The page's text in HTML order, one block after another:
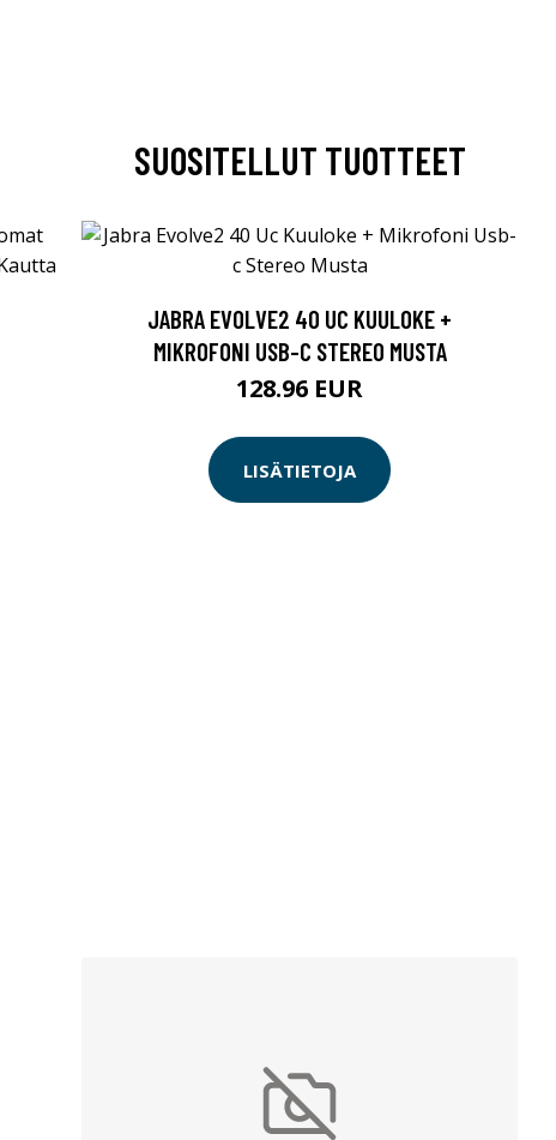
SUOSITELLUT TUOTTEET
JABRA EVOLVE2 40 UC KUULOKE +
MIKROFONI USB-C STEREO MUSTA
128.96 EUR
LISÄTIETOJA